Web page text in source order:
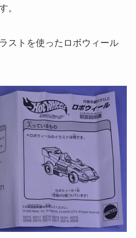
。
ストを使ったロボウィール